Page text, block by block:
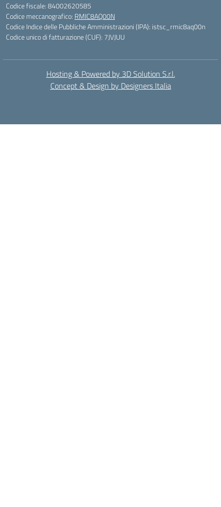
Codice fiscale: 84002620585
Codice meccanografico: RMIC8AQ00N
Codice Indice delle Pubbliche Amministrazioni (IPA): istsc_rmic8aq00n
Codice unico di fatturazione (CUF): 7JVJUU
Hosting & Powered by 3D Solution S.r.l.
Concept & Design by Designers Italia